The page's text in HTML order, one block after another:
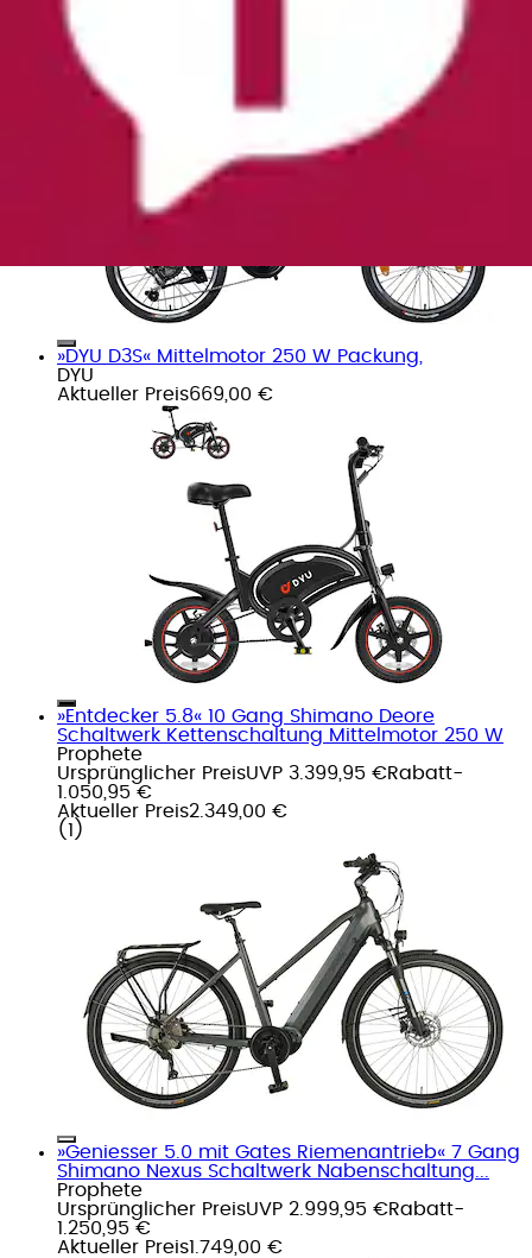
Aktueller Preis
»DYU D3S« Mittelmotor 250 W Packung,
DYU
Aktueller Preis669,00 €
»Entdecker 5.8« 10 Gang Shimano Deore
Schaltwerk Kettenschaltung Mittelmotor 250 W
Prophete
Ursprünglicher PreisUVP 3.399,95 €Rabatt-
1.050,95 €
Aktueller Preis2.349,00 €
( 1 )
»Geniesser 5.0 mit Gates Riemenantrieb« 7 Gang
Shimano Nexus Schaltwerk Nabenschaltung...
Prophete
Ursprünglicher PreisUVP 2.999,95 €Rabatt-
1.250,95 €
Aktueller Preis1.749,00 €